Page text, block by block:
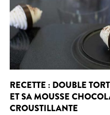
RECETTE : DOUBLE
ET SA MOUSSE
CROUSTILLANTE